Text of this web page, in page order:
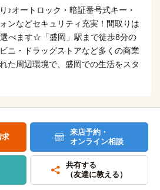
(矢巾キャンパス) 電車
12分
）→矢幅
バス＋電車
25分
）→「巣子」駅（3分）→（シャトル
その他
136分
ングカレッジ 徒歩
9分
徒歩
13分
専門学校
門学校
自転車
7分
(約1.6km)
校
自転車
7分
(約1.7km)
♪オートロック・暗証番号式キー・
ンなどセキュリティ充実！間取りは
べます☆「盛岡」駅まで徒歩8分の
ニ・ドラッグストアなど多くの商業
た周辺環境で、盛岡での生活をスタ
求
来店予約・
オンライン相談
共有する
（友達に教える）